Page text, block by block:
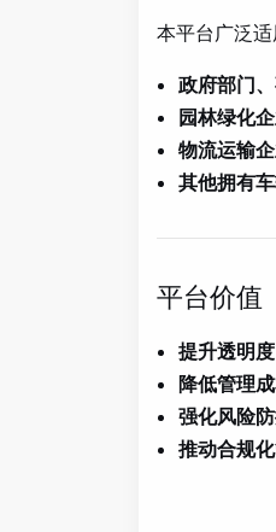
本平台广泛适
政府部门
园林绿化
物流运输
其他拥有
平台价值
提升透明度
降低管理
强化风险
推动合规